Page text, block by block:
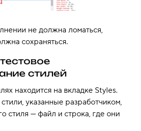
не должна ломаться,
сохраняться.
стилей
находится на вкладке Styles.
указанные разработчиком,
стиля — файл и строка, где они